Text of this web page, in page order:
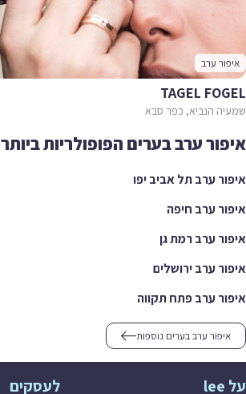
איפור ערב
TAGEL FOGEL
שמעיה הנביא, כפר סבא
איפור ערב בערים הפופולריות ביותר
איפור ערב תל אביב יפו
איפור ערב חיפה
איפור ערב רמת גן
איפור ערב ירושלים
איפור ערב פתח תקווה
איפור ערב בערים נוספות
על lee לעסקים